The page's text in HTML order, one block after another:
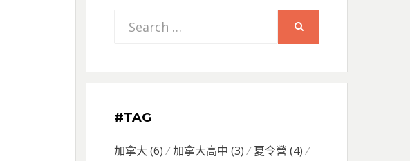
Search
#TAG
加拿大 (6) 加拿大高中 (3) 夏令營 (4)